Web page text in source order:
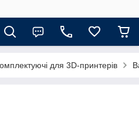
для 3D-принтерів